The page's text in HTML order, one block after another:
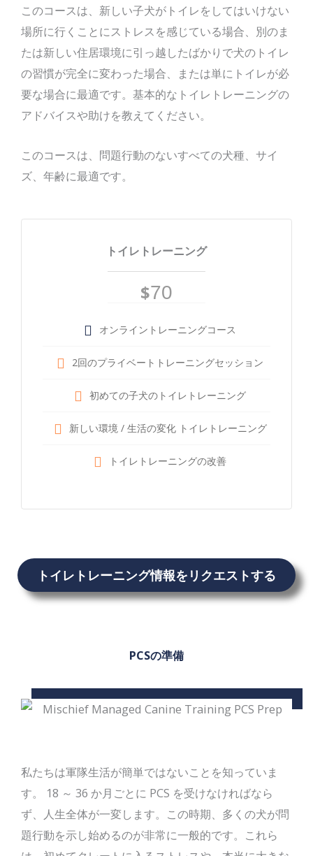
このコースは、新しい子犬がトイレをしてはいけない
場所に行くことにストレスを感じている場合、別のま
たは新しい住居環境に引っ越したばかりで犬のトイレ
の習慣が完全に変わった場合、または単にトイレが必
要な場合に最適です。基本的なトイレトレーニングの
アドバイスや助けを教えてください。
このコースは、問題行動のないすべての犬種、サイ
ズ、年齢に最適です。
トイレトレーニング
$70
オンライントレーニングコース
2回のプライベートトレーニングセッション
初めての子犬のトイレトレーニング
新しい環境 / 生活の変化 トイレトレーニング
トイレトレーニングの改善
トイレトレーニング情報をリクエストする
PCSの準備
私たちは軍隊生活が簡単ではないことを知っていま
す。 18 ～ 36 か月ごとに PCS を受けなければなら
ず、人生全体が一変します。この時期、多くの犬が問
題行動を示し始めるのが非常に一般的です。これら